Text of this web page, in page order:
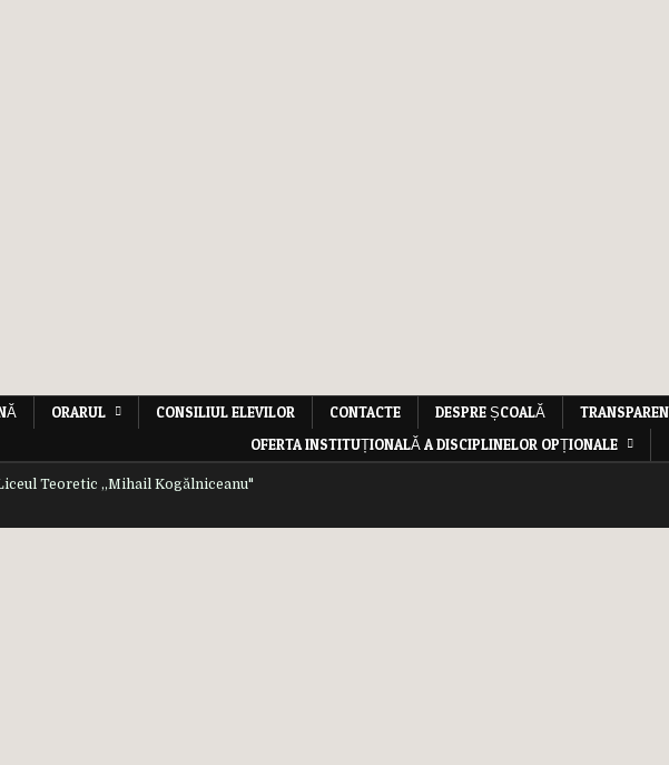
ORARUL CONSILIUL ELEVILOR CONTACTE DESPRE ȘCOALĂ
OFERTA INSTITUȚIONALĂ A DISCIPLINELOR OPȚIONALE
Teoretic ,,Mihail Kogălniceanu"